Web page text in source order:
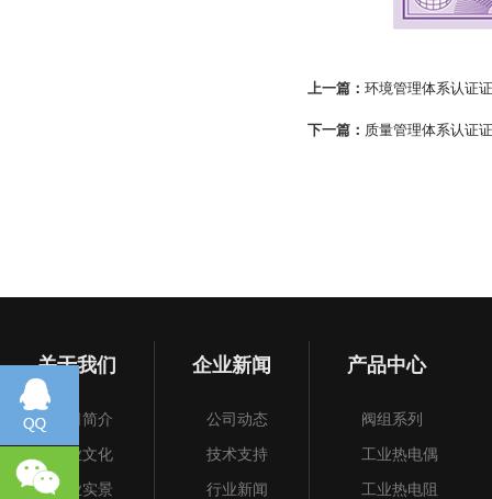
上一篇： 环境管理体系认证
下一篇： 质量管理体系认证
关于我们
公司简介
企业文化
企业实景
企业新闻
公司动态
技术支持
行业新闻
产品中心
阀组系列
工业热电偶
工业热电阻